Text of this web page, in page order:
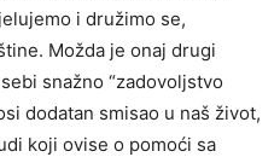
i družimo se,
Možda je onaj drugi
snažno “zadovoljstvo
dodatan smisao u naš život,
koji ovise o pomoći sa